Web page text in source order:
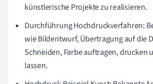
künstlerische Projekte zu realisieren.
Durchführung Hochdruckverfahren:
wie Bildentwurf, Übertragung auf die
Schneiden, Farbe auftragen, drucken
lassen.